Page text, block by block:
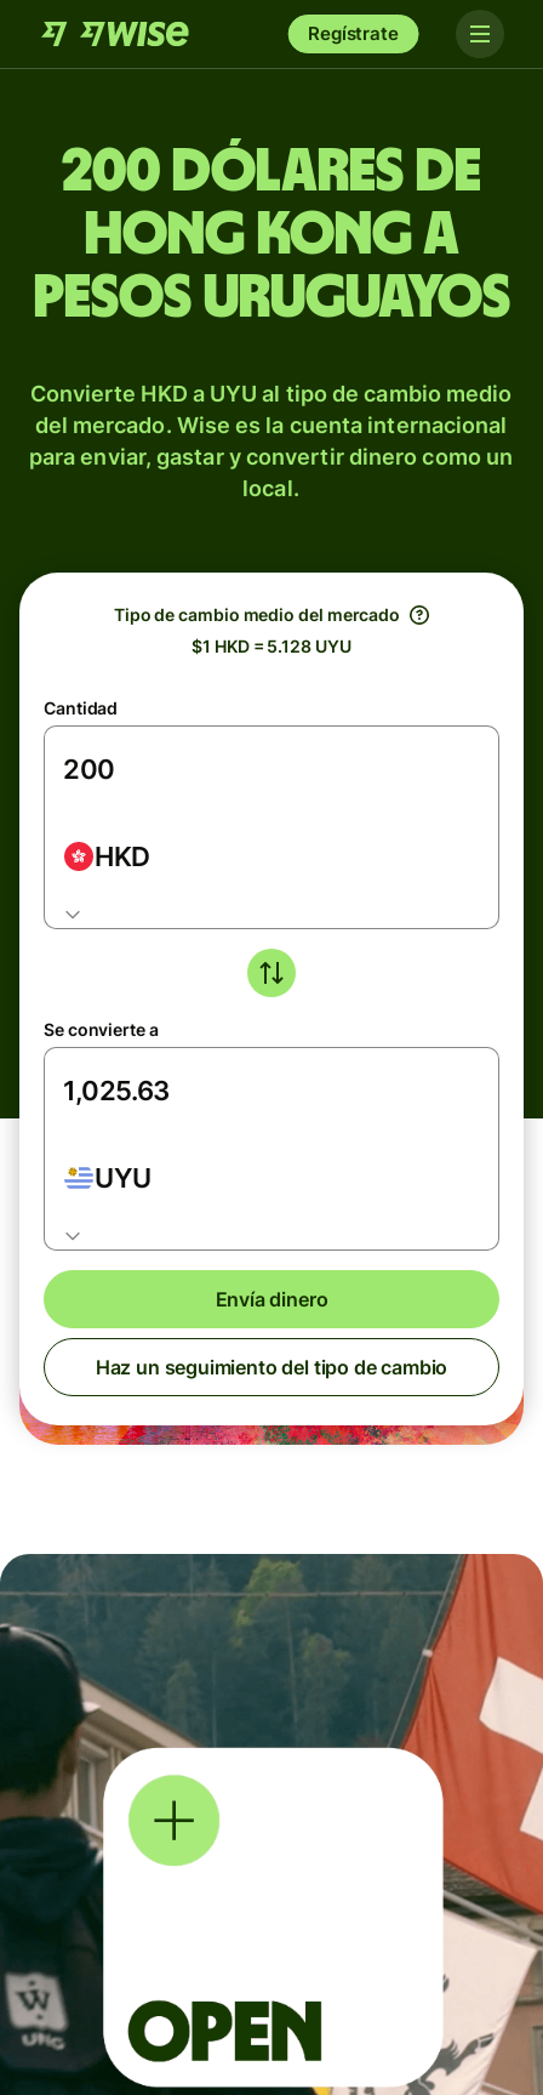
Regístrate
200 dólares de
Hong Kong a
pesos uruguayos
Convierte HKD a UYU al tipo de cambio medio
del mercado. Wise es la cuenta internacional
para enviar, gastar y convertir dinero como un
local.
Tipo de cambio medio del mercado
$1 HKD = 5.128 UYU
Cantidad
HKD
Se convierte a
UYU
Envía dinero
Haz un seguimiento del tipo de cambio